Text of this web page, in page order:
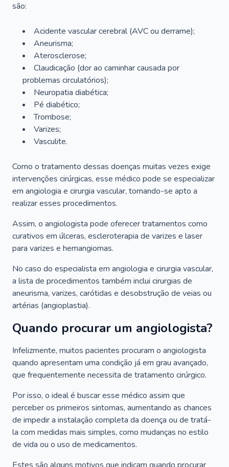
são:
Acidente vascular cerebral (AVC ou derrame);
Aneurisma;
Aterosclerose;
Claudicação (dor ao caminhar causada por
problemas circulatórios);
Neuropatia diabética;
Pé diabético;
Trombose;
Varizes;
Vasculite.
Como o tratamento dessas doenças muitas vezes exige
intervenções cirúrgicas, esse médico pode se especializar
em angiologia e cirurgia vascular, tornando-se apto a
realizar esses procedimentos.
Assim, o angiologista pode oferecer tratamentos como
curativos em úlceras, escleroterapia de varizes e laser
para varizes e hemangiomas.
No caso do especialista em angiologia e cirurgia vascular,
a lista de procedimentos também inclui cirurgias de
aneurisma, varizes, carótidas e desobstrução de veias ou
artérias (angioplastia).
Quando procurar um angiologista?
Infelizmente, muitos pacientes procuram o angiologista
quando apresentam uma condição já em grau avançado,
que frequentemente necessita de tratamento cirúrgico.
Por isso, o ideal é buscar esse médico assim que
perceber os primeiros sintomas, aumentando as chances
de impedir a instalação completa da doença ou de tratá-
la com medidas mais simples, como mudanças no estilo
de vida ou o uso de medicamentos.